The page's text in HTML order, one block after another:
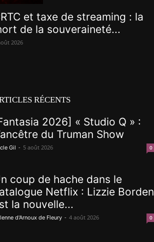
et taxe de streaming : la
de la souveraineté...
2026
RÉCENTS
2026] « Studio Q » :
du Truman Show
Gil - 5 août 2026 0
coup de hache dans le
Netflix : Lizzie Borden
la nouvelle...
d'Arnoux de Fleury - 4 août 2026 0